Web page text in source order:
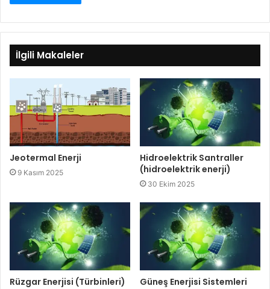
İlgili Makaleler
Jeotermal Enerji
9 Kasım 2025
Hidroelektrik Santraller
(hidroelektrik enerji)
30 Ekim 2025
Rüzgar Enerjisi (Türbinleri)
Güneş Enerjisi Sistemleri